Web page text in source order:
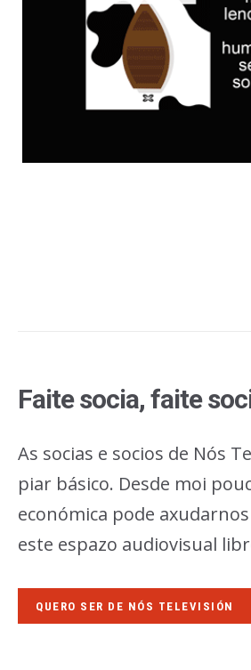
Faite socia, faite
As socias e socios de Nós
piar básico. Desde moi
económica pode
este espazo audiovisual
QUERO SER DE NÓS TELEVISIÓN